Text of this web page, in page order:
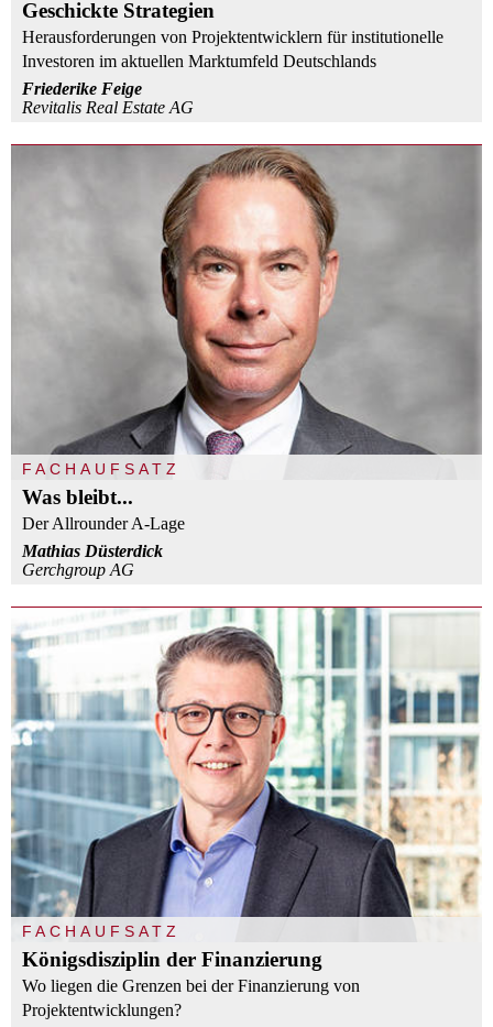
Geschickte Strategien
Herausforderungen von Projektentwicklern für institutionelle
Investoren im aktuellen Marktumfeld Deutschlands
Friederike Feige
Revitalis Real Estate AG
FACHAUFSATZ
Was bleibt...
Der Allrounder A-Lage
Mathias Düsterdick
Gerchgroup AG
FACHAUFSATZ
Königsdisziplin der Finanzierung
Wo liegen die Grenzen bei der Finanzierung von
Projektentwicklungen?